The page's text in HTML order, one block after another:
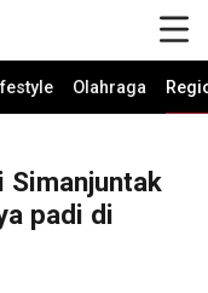
Olahraga
Simanjuntak
padi di